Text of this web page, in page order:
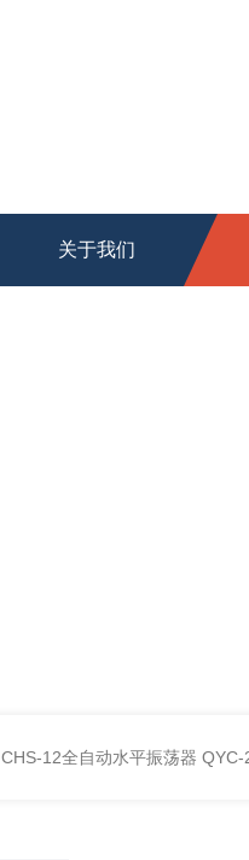
关于我们
CHS-12全自动水平振荡器 QYC-